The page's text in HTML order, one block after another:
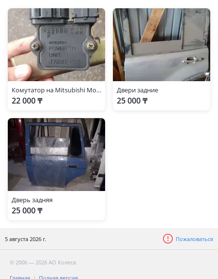
Комутатор на Mitsubishi Montero 6g72, 3 объём
22 000 ₸
Двери задние
25 000 ₸
Дверь задняя
25 000 ₸
5 августа 2026 г. Пожаловаться
© 2006 — 2026 АО Колеса